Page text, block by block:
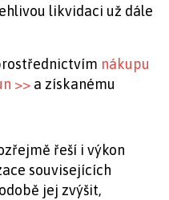
likvidaci už dále
nákupu
>> a získanému
řeší i výkon
souvisejících
jej zvýšit,